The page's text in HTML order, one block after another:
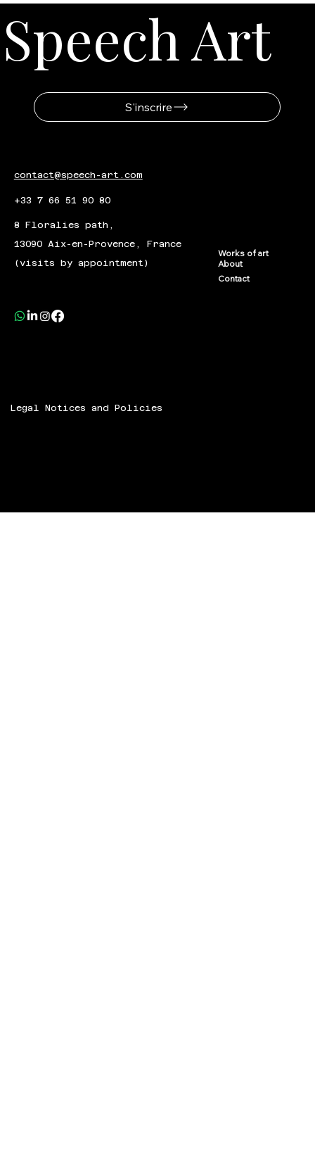
Speech Art
contact@speech-art.com
+33 7 66 51 90 80
8 Floralies path,
13090 Aix-en-Provence, France
(visits by appointment)
Works of art
About
Contact
Legal Notices and Policies
S'inscrire